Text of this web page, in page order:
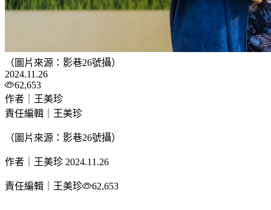
（圖片來源：影巷26號攝）
2024.11.26
62,653
作者｜王美珍
責任編輯｜王美珍
（圖片來源：影巷26號攝）
作者｜王美珍 2024.11.26
責任編輯｜王美珍 62,653